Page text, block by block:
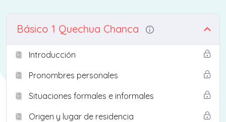
Básico 1 Quechua Chanca
Introducción
Pronombres personales
Situaciones formales e informales
Origen y lugar de residencia